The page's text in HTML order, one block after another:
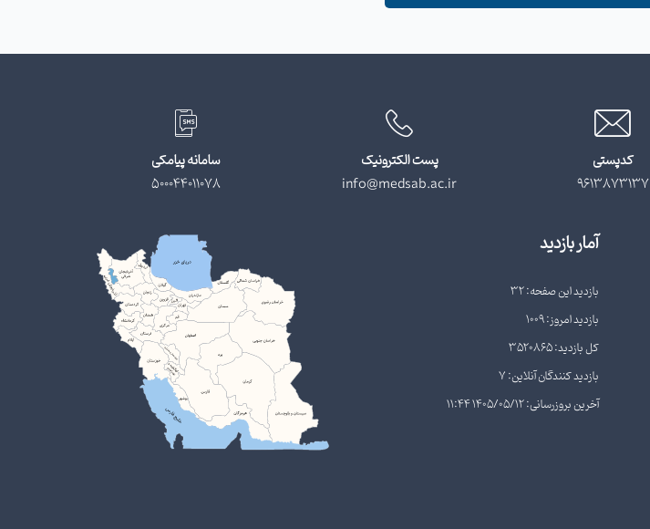
کدپستی
9613873137
پست الکترونیک
info@medsab.ac.ir
سامانه پیامکی
500044011078
آمار بازدید
بازدید این صفحه: 32
بازدید امروز: 1009
کل بازدید: 3520865
بازدید کنندگان آنلاین: 7
آخرین بروزرسانی: 1405/05/12 11:44